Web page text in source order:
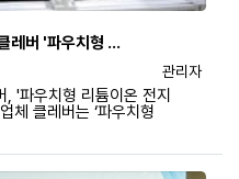
레버 '파우치형 …
등록자
관리자
'파우치형 리튬이온 전지
체 클레버는 ‘파우치형